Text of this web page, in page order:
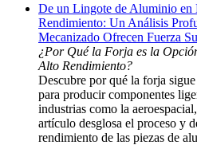
De un Lingote de Aluminio en
Rendimiento: Un Análisis
Mecanizado Ofrecen Fuerza
¿Por Qué la Forja es la
Alto Rendimiento?
Descubre por qué la forja
para producir componentes
industrias como la
artículo desglosa el proceso y
rendimiento de las piezas de